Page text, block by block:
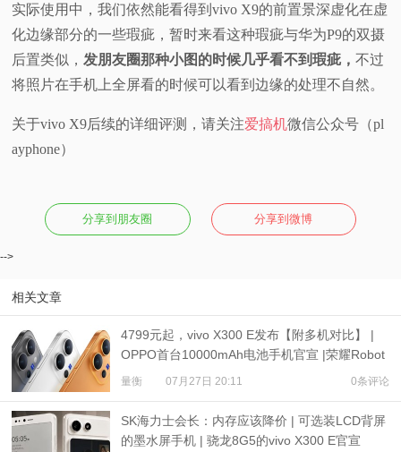
实际使用中，我们依然能看得到vivo X9的前置景深虚化在虚
化边缘部分的一些瑕疵，暂时来看这种瑕疵与华为P9的双摄
后置类似， 发朋友圈那种小图的时候几乎看不到瑕疵，不过
将照片在手机上全屏看的时候可以看到边缘的处理不自然。
关于vivo X9后续的详细评测，请关注爱搞机微信公众号（pl
ayphone）
分享到朋友圈 分享到微博
-->
相关文章
4799元起，vivo X300 E发布【附多机对比】 |
OPPO首台10000mAh电池手机官宣 |荣耀Robot
Phone定档
量衡 07月27日 20:11 0条评论
SK海力士会长：内存应该降价 | 可选装LCD背屏
的墨水屏手机 | 骁龙8G5的vivo X300 E官宣